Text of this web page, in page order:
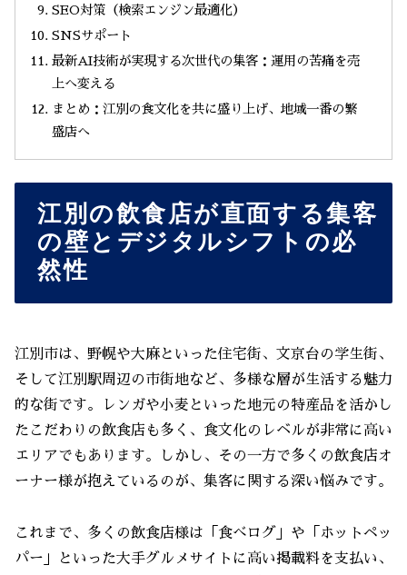
SEO対策（検索エンジン最適化）
SNSサポート
最新AI技術が実現する次世代の集客：運用の苦痛を売
上へ変える
まとめ：江別の食文化を共に盛り上げ、地域一番の繁
盛店へ
江別の飲食店が直面する集客
の壁とデジタルシフトの必
然性
江別市は、野幌や大麻といった住宅街、文京台の学生街、
そして江別駅周辺の市街地など、多様な層が生活する魅力
的な街です。レンガや小麦といった地元の特産品を活かし
たこだわりの飲食店も多く、食文化のレベルが非常に高い
エリアでもあります。しかし、その一方で多くの飲食店オ
ーナー様が抱えているのが、集客に関する深い悩みです。
これまで、多くの飲食店様は「食べログ」や「ホットペッ
パー」といった大手グルメサイトに高い掲載料を支払い、